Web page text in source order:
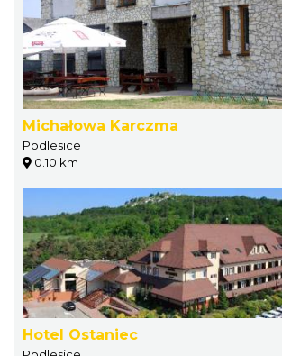
Michałowa Karczma
Podlesice
0.10 km
Hotel Ostaniec